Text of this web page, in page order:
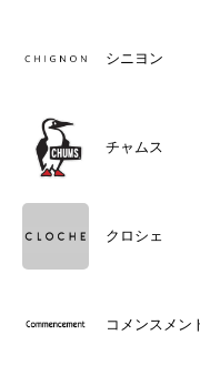
シニヨン
チャムス
クロシェ
コメンスメン